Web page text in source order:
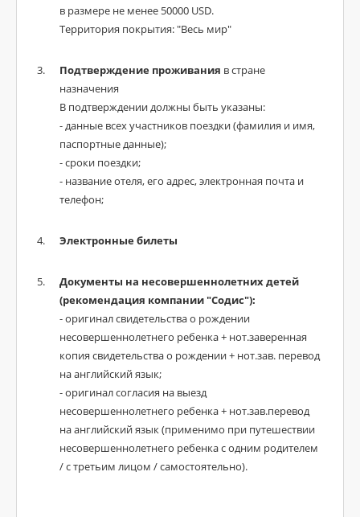
в размере не менее 50000 USD.
Территория покрытия: "Весь мир"
Подтверждение проживания в стране
назначения
В подтверждении должны быть указаны:
- данные всех участников поездки (фамилия и имя,
паспортные данные);
- сроки поездки;
- название отеля, его адрес, электронная почта и
телефон;
Электронные билеты
Документы на несовершеннолетних детей
(рекомендация компании "Содис"):
- оригинал свидетельства о рождении
несовершеннолетнего ребенка + нот.заверенная
копия свидетельства о рождении + нот.зав. перевод
на английский язык;
- оригинал согласия на выезд
несовершеннолетнего ребенка + нот.зав.перевод
на английский язык (применимо при путешествии
несовершеннолетнего ребенка с одним родителем
/ с третьим лицом / самостоятельно).